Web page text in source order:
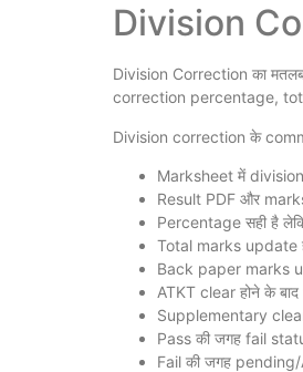
Division
Division Correction का
correction percentage,
Division correction के
Marksheet में
Result PDF और
Percentage सही है
Total marks update
Back paper marks
ATKT clear होने के
Supplementary clear
Pass की जगह fail
Fail की जगह pending/